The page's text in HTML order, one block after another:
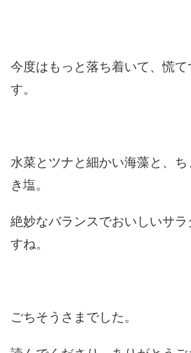
今度はもっと落ち着いて、慌て
す。
水菜とツナと細かい海藻と、
き塩。
絶妙なバランスでおいしいサ
すね。
ごちそうさまでした。